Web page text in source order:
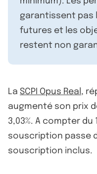
garantissent pas
futures et les
restent non
La SCPI Opus Real ,
augmenté son prix
3,03%. A compter du
souscription passe
souscription inclus.